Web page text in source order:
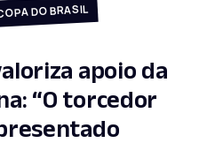
DO BRASIL
apoio da
“O torcedor